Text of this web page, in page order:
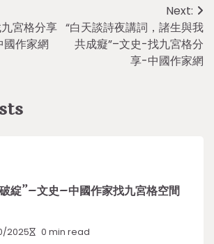
宮格分享
作家網
Next:
“白天談詩夜講詞，諸生與我
共成癡”–文史-找九宮格分
享-中國作家網
綻”–文史–中國作家找九宮格空間
2025 0 min read